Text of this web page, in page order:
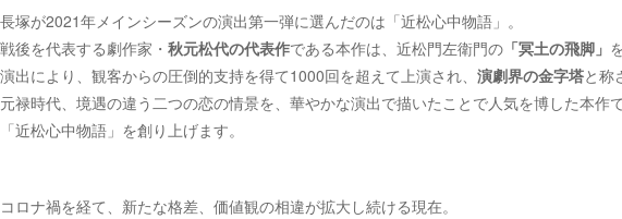
長塚が2021年メインシーズンの演出第一弾に選んだのは「近松心中物語」。
戦後を代表する劇作家・ 秋元松代の代表作である本作は、近松門左衛門の 「冥土の飛脚」
演出により、観客からの圧倒的支持を得て1000回を超えて上演され、 演劇界の金字塔と称
元禄時代、境遇の違う二つの恋の情景を、華やかな演出で描いたことで人気を博した本作
「近松心中物語」を創り上げます。
コロナ禍を経て、新たな格差、価値観の相違が拡大し続ける現在。